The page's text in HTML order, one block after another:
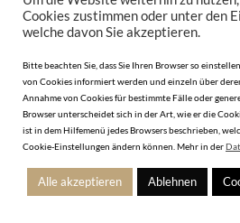
DISPLAY & VERPACKUNGEN
Displays und Verpackungen für Uhren,
Cookies zustimmen oder unter den
welche davon Sie akzeptieren.
Bitte beachten Sie, dass Sie Ihren Browser so
von Cookies informiert werden und einzeln über
Annahme von Cookies für bestimmte Fälle oder
Browser unterscheidet sich in der Art, wie er die
ist in dem Hilfemenü jedes Browsers beschrieben,
Cookie-Einstellungen ändern können. Mehr in der
Alle akzeptieren Ablehnen